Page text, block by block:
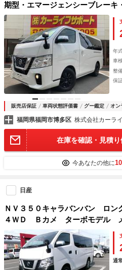
期型・エマージェンシーブレーキ
ンカーミラー・リアスライド小窓
クカメラ・プッシュスタート・ド
キー・Ｗエアコン
年
車検
整
保
販売店保証 車両状態評価書 グー鑑定 オン
福岡県福岡市博多区 株式会社カーラ
在庫を確認・見積り
今あなたの他に
日産
ＮＶ３５０キャラバンバン ロ
４ＷＤ Ｂカメ ターボモデル
ア ナビ 電動格納式ドアミラー
通